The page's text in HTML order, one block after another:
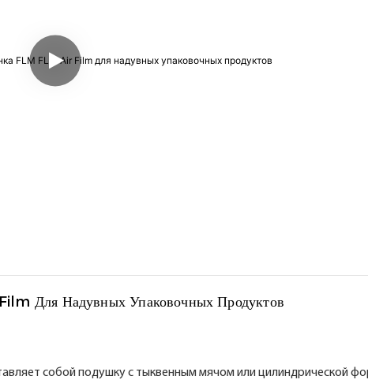
Для Надувных Упаковочных Продуктов
собой подушку с тыквенным мячом или цилиндрической